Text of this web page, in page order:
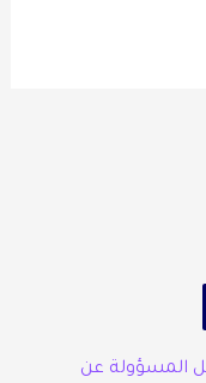
المسؤولة عن